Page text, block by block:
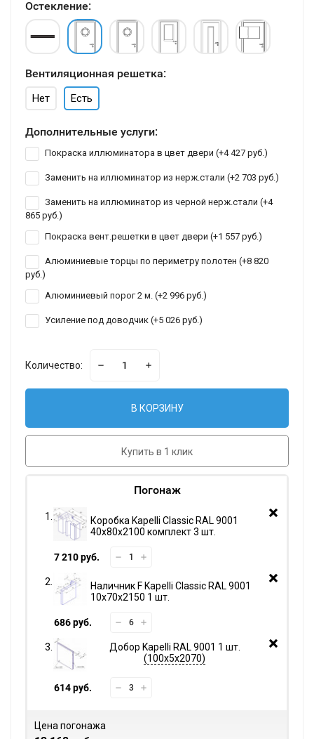
Остекление:
Вентиляционная решетка:
Нет Есть
Дополнительные услуги:
Покраска иллюминатора в цвет двери (+4 427 руб.)
Заменить на иллюминатор из нерж.стали (+2 703 руб.)
Заменить на иллюминатор из черной нерж.стали (+4
865 руб.)
Покраска вент.решетки в цвет двери (+1 557 руб.)
Алюминиевые торцы по периметру полотен (+8 820
руб.)
Алюминиевый порог 2 м. (+2 996 руб.)
Усиление под доводчик (+5 026 руб.)
Количество:
В КОРЗИНУ
Купить в 1 клик
Погонаж
Коробка Kapelli Classic RAL 9001
40х80х2100 комплект 3 шт.
7 210 руб.
Наличник F Kapelli Classic RAL 9001
10х70х2150 1 шт.
686 руб.
Добор Kapelli RAL 9001 1 шт.
100х5х2070
614 руб.
Цена погонажа